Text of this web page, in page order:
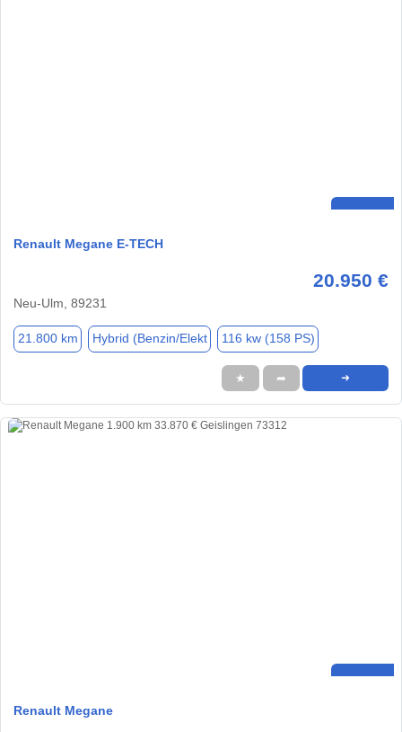
Renault Megane E-TECH
20.950 €
Neu-Ulm, 89231
21.800 km Hybrid (Benzin/Elekt 116 kw (158 PS)
★ ➦ ➜
Renault Megane